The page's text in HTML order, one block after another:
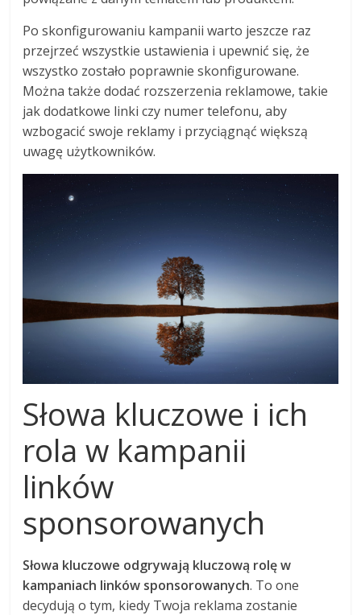
Po skonfigurowaniu kampanii warto jeszcze raz
przejrzeć wszystkie ustawienia i upewnić się, że
wszystko zostało poprawnie skonfigurowane.
Można także dodać rozszerzenia reklamowe, takie
jak dodatkowe linki czy numer telefonu, aby
wzbogacić swoje reklamy i przyciągnąć większą
uwagę użytkowników.
Słowa kluczowe i ich
rola w kampanii
linków
sponsorowanych
Słowa kluczowe odgrywają kluczową rolę w
kampaniach linków sponsorowanych. To one
decydują o tym, kiedy Twoja reklama zostanie